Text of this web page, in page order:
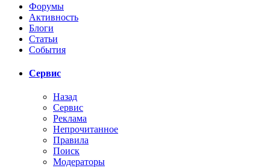
Форумы
Активность
Блоги
Статьи
События
Сервис
Назад
Сервис
Реклама
Непрочитанное
Правила
Поиск
Модераторы